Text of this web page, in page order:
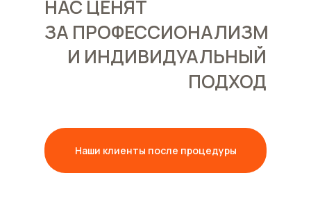
НАС ЦЕНЯТ
ЗА ПРОФЕССИОНАЛИЗМ
И ИНДИВИДУАЛЬНЫЙ
ПОДХОД
Наши клиенты после процедуры